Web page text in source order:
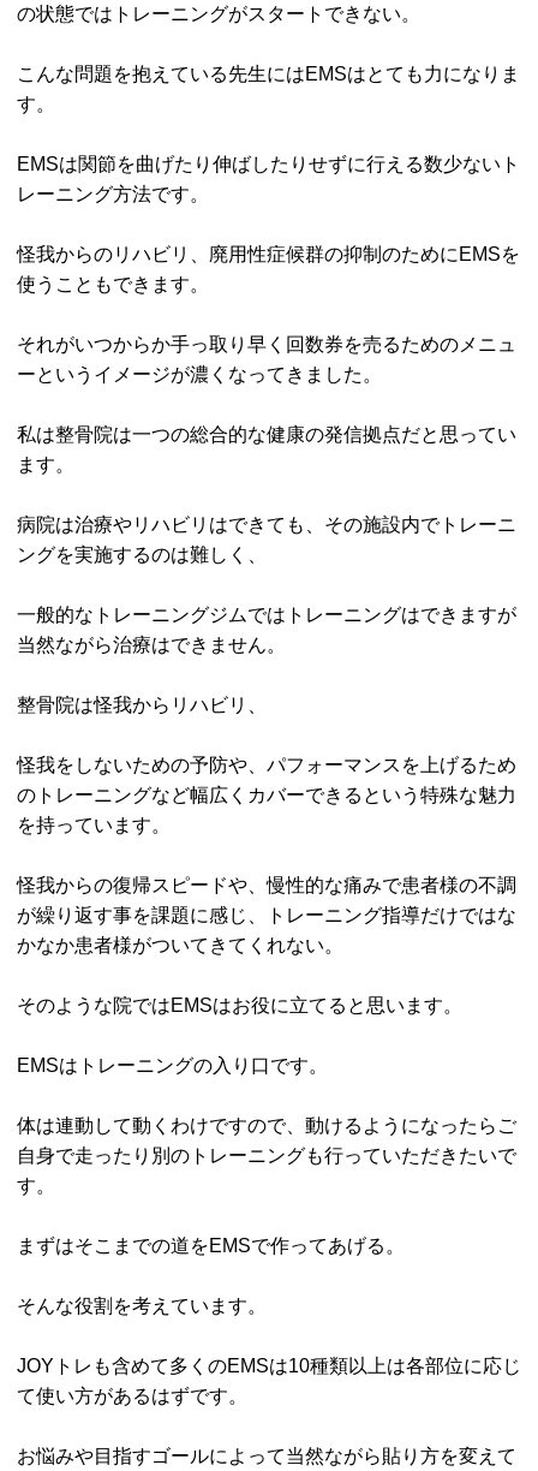
の状態ではトレーニングがスタートできない。
こんな問題を抱えている先生にはEMSはとても力になりま
す。
EMSは関節を曲げたり伸ばしたりせずに行える数少ないト
レーニング方法です。
怪我からのリハビリ、廃用性症候群の抑制のためにEMSを
使うこともできます。
それがいつからか手っ取り早く回数券を売るためのメニュ
ーというイメージが濃くなってきました。
私は整骨院は一つの総合的な健康の発信拠点だと思ってい
ます。
病院は治療やリハビリはできても、その施設内でトレーニ
ングを実施するのは難しく、
一般的なトレーニングジムではトレーニングはできますが
当然ながら治療はできません。
整骨院は怪我からリハビリ、
怪我をしないための予防や、パフォーマンスを上げるため
のトレーニングなど幅広くカバーできるという特殊な魅力
を持っています。
怪我からの復帰スピードや、慢性的な痛みで患者様の不調
が繰り返す事を課題に感じ、トレーニング指導だけではな
かなか患者様がついてきてくれない。
そのような院ではEMSはお役に立てると思います。
EMSはトレーニングの入り口です。
体は連動して動くわけですので、動けるようになったらご
自身で走ったり別のトレーニングも行っていただきたいで
す。
まずはそこまでの道をEMSで作ってあげる。
そんな役割を考えています。
JOYトレも含めて多くのEMSは10種類以上は各部位に応じ
て使い方があるはずです。
お悩みや目指すゴールによって当然ながら貼り方を変えて